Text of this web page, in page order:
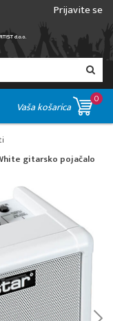
Prijavite se
Vaša košarica
0
gitarsko pojačalo